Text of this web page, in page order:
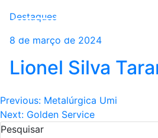
Destaques
8 de março de 2024
Lionel Silva
Navegação
de
Previous: Metalúrgica Umi
Next: Golden Service
Pesquisar